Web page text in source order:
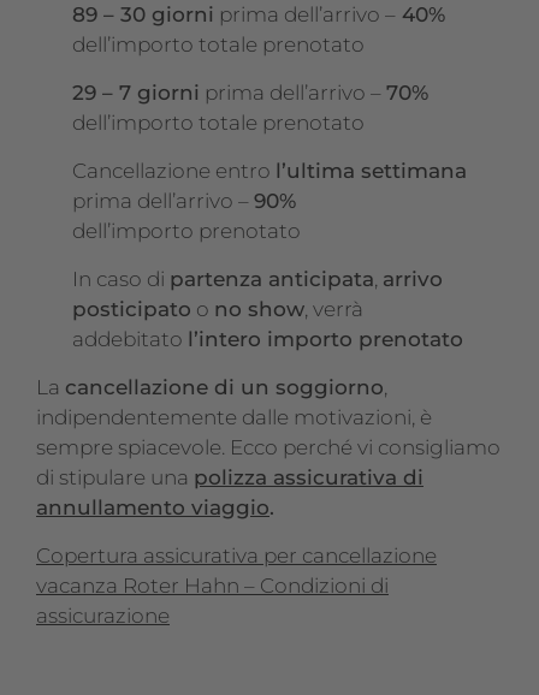
89 – 30 giorni prima dell’arrivo – 40%
dell’importo totale prenotato
29 – 7 giorni prima dell’arrivo – 70%
dell’importo totale prenotato
Cancellazione entro l’ultima settimana
prima dell’arrivo – 90%
dell’importo prenotato
In caso di partenza anticipata arrivo
posticipato o no show , verrà
addebitato l’intero importo prenotato
La cancellazione di un soggiorno
indipendentemente dalle motivazioni, è
sempre spiacevole. Ecco perché vi consigliamo
di stipulare una polizza assicurativa di
annullamento viaggio.
Copertura assicurativa per cancellazione
vacanza Roter Hahn – Condizioni di
assicurazione